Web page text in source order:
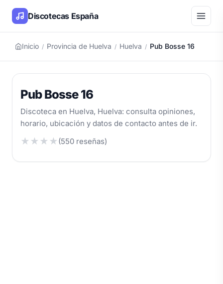
Discotecas España
Inicio / Provincia de Huelva / Huelva / Pub Bosse 16
Pub Bosse 16
Discoteca en Huelva, Huelva: consulta opiniones,
horario, ubicación y datos de contacto antes de ir.
★ ★ ★ ★ (550 reseñas)